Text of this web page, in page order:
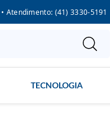
• Atendimento: (41) 3330-5191
TECNOLOGIA